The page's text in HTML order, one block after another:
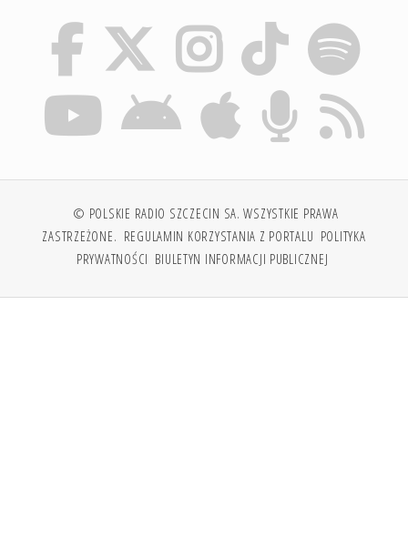
© POLSKIE RADIO SZCZECIN SA. WSZYSTKIE PRAWA
ZASTRZEŻONE. REGULAMIN KORZYSTANIA Z PORTALU POLITYKA
PRYWATNOŚCI BIULETYN INFORMACJI PUBLICZNEJ